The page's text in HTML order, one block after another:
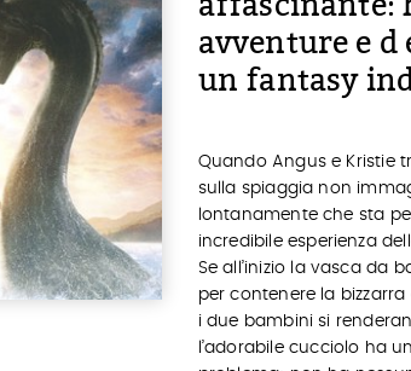
avventure e
un fantasy
Quando Angus e Kristie
sulla spiaggia non
lontanamente che sta
incredibile esperienza
Se all’inizio la vasca da
per contenere la
i due bambini si
l’adorabile cucciolo ha